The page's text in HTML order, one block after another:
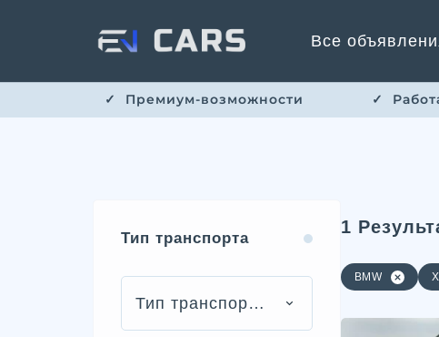
Все
✓ ​​ Премиум-возможности ✓
Тип транспорта
Тип транспорта
1
BMW